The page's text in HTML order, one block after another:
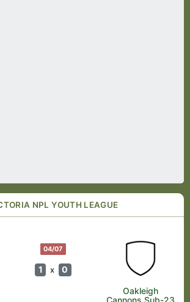
NPL YOUTH LEAGUE
04/07
1 x 0
Oakleigh
Cannons Sub-23